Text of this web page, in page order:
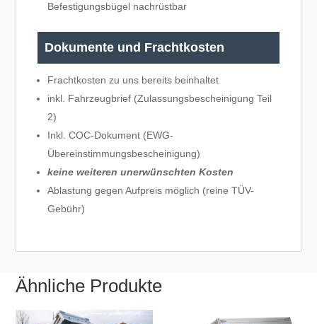
Befestigungsbügel nachrüstbar
Dokumente und Frachtkosten
Frachtkosten zu uns bereits beinhaltet
inkl. Fahrzeugbrief (Zulassungsbescheinigung Teil
2)
Inkl. COC-Dokument (EWG-
Übereinstimmungsbescheinigung)
keine weiteren unerwünschten Kosten
Ablastung gegen Aufpreis möglich (reine TÜV-
Gebühr)
Ähnliche Produkte